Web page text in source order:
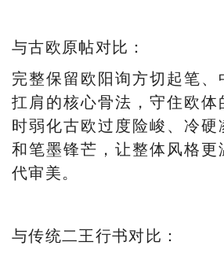
与古欧原帖对比：
完整保留欧阳询方切起笔
扛肩的核心骨法，守住欧体
时弱化古欧过度险峻、冷
和笔墨锋芒，让整体风格
代审美。
与传统二王行书对比：